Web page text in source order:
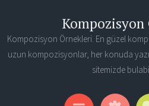
Kompozisyon
Kompozisyon Örnekleri. En güzel
uzun kompozisyonlar, her konuda
sitemizde